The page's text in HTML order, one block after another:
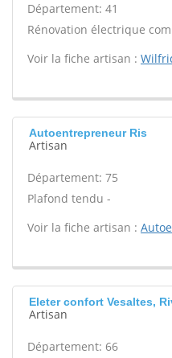
Département: 41
Rénovation électrique
Voir la fiche artisan :
Autoentrepreneur Ris
Artisan
Département: 75
Plafond tendu -
Voir la fiche artisan :
Eleter confort Vesaltes,
Artisan
Département: 66